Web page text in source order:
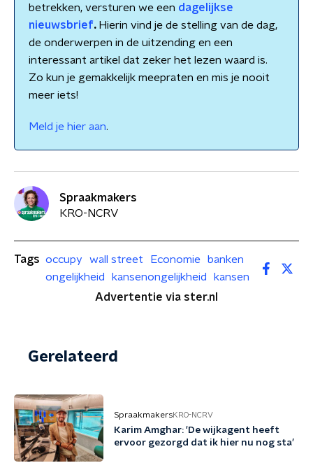
betrekken, versturen we een dagelijkse
nieuwsbrief.Hierin vind je de stelling van de dag,
de onderwerpen in de uitzending en een
interessant artikel dat zeker het lezen waard is.
Zo kun je gemakkelijk meepraten en mis je nooit
meer iets!
Meld je hier aan.
Spraakmakers
KRO-NCRV
Tags occupy wall street Economie
banken
ongelijkheid
kansenongelijkheid
kansen
Advertentie via ster.nl
Gerelateerd
SpraakmakersKRO-NCRV
Karim Amghar: 'De wijkagent heeft
ervoor gezorgd dat ik hier nu nog sta’